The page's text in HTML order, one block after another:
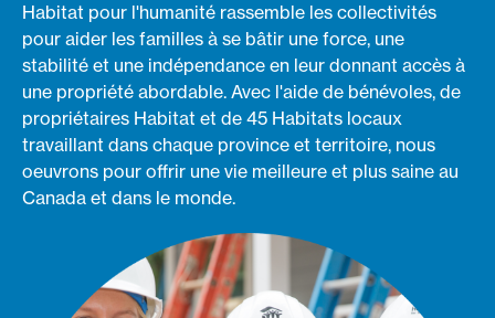
Habitat pour l'humanité rassemble les collectivités
pour aider les familles à se bâtir une force, une
stabilité et une indépendance en leur donnant accès à
une propriété abordable. Avec l'aide de bénévoles, de
propriétaires Habitat et de 45 Habitats locaux
travaillant dans chaque province et territoire, nous
oeuvrons pour offrir une vie meilleure et plus saine au
Canada et dans le monde.